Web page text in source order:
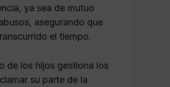
ya sea de mutuo
asegurando que
el tiempo.
de los hijos gestiona los
su parte de la